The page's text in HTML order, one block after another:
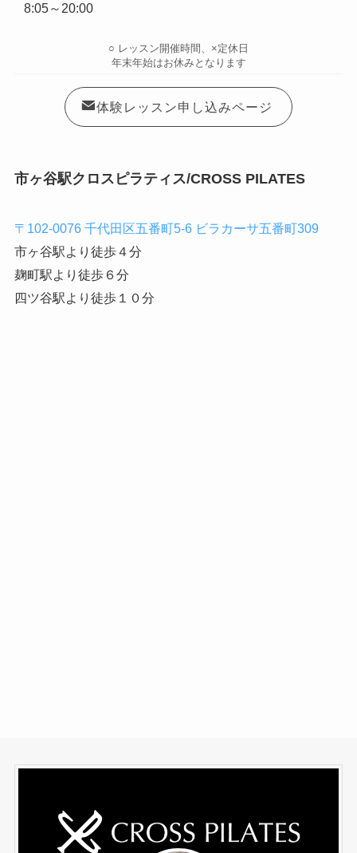
8:05～20:00
○ レッスン開催時間、×定休日
年末年始はお休みとなります
体験レッスン申し込みページ
市ヶ谷駅クロスピラティス/CROSS PILATES
〒102-0076 千代田区五番町5-6 ビラカーサ五番町309
市ヶ谷駅より徒歩４分
麹町駅より徒歩６分
四ツ谷駅より徒歩１０分